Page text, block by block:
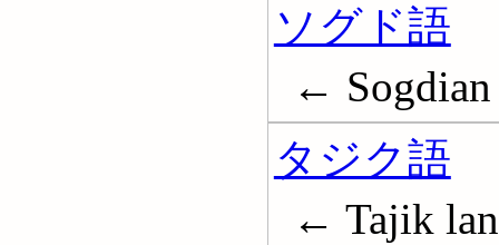
ソグド語
← Sogdian
タジク語
← Tajik